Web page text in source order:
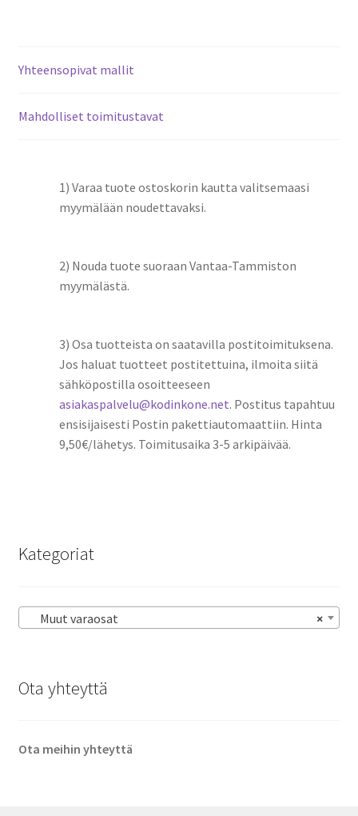
Yhteensopivat mallit
Mahdolliset toimitustavat
1) Varaa tuote ostoskorin kautta valitsemaasi
myymälään noudettavaksi.
2) Nouda tuote suoraan Vantaa-Tammiston
myymälästä.
3) Osa tuotteista on saatavilla postitoimituksena.
Jos haluat tuotteet postitettuina, ilmoita siitä
sähköpostilla osoitteeseen
asiakaspalvelu@kodinkone.net. Postitus tapahtuu
ensisijaisesti Postin pakettiautomaattiin. Hinta
9,50€/lähetys. Toimitusaika 3-5 arkipäivää.
Kategoriat
×
Muut varaosat
Ota yhteyttä
Ota meihin yhteyttä